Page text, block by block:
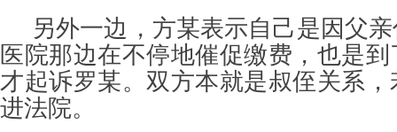
另外一边，方某表示自己是因父
医院那边在不停地催促缴费，也是
才起诉罗某。双方本就是叔侄关系
进法院。